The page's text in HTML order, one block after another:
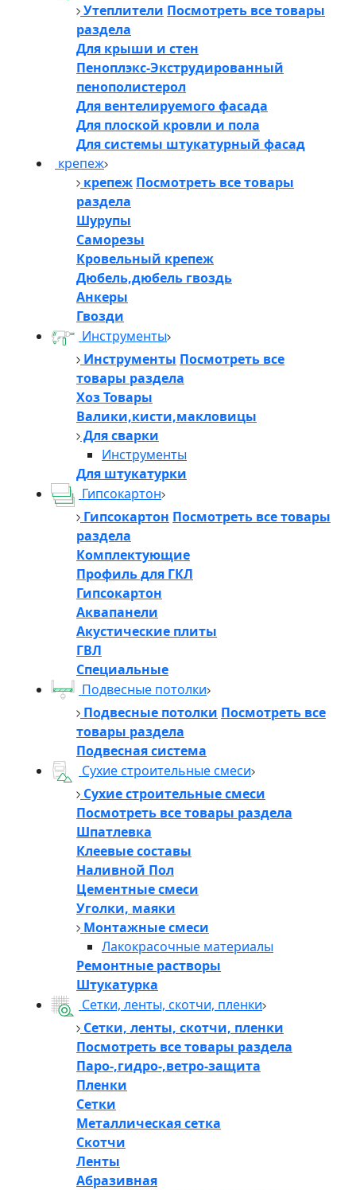
Утеплители Посмотреть все товары
раздела
Для крыши и стен
Пеноплэкс-Экструдированный
пенополистерол
Для вентелируемого фасада
Для плоской кровли и пола
Для системы штукатурный фасад
крепеж
крепеж Посмотреть все товары
раздела
Шурупы
Саморезы
Кровельный крепеж
Дюбель,дюбель гвоздь
Анкеры
Гвозди
Инструменты
Инструменты Посмотреть все
товары раздела
Хоз Товары
Валики,кисти,макловицы
Для сварки
Инструменты
Для штукатурки
Гипсокартон
Гипсокартон Посмотреть все товары
раздела
Комплектующие
Профиль для ГКЛ
Гипсокартон
Аквапанели
Акустические плиты
ГВЛ
Специальные
Подвесные потолки
Подвесные потолки Посмотреть все
товары раздела
Подвесная система
Сухие строительные смеси
Сухие строительные смеси
Посмотреть все товары раздела
Шпатлевка
Клеевые составы
Наливной Пол
Цементные смеси
Уголки, маяки
Монтажные смеси
Лакокрасочные материалы
Ремонтные растворы
Штукатурка
Сетки, ленты, скотчи, пленки
Сетки, ленты, скотчи, пленки
Посмотреть все товары раздела
Паро-,гидро-,ветро-защита
Пленки
Сетки
Металлическая сетка
Скотчи
Ленты
Абразивная